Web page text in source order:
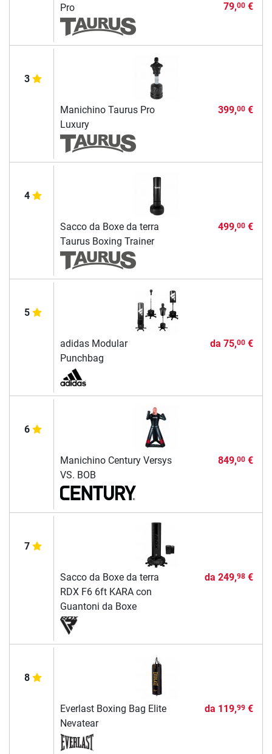
Pro
79,00€
3
Manichino Taurus Pro
Luxury
399,00€
4
Sacco da Boxe da terra
Taurus Boxing Trainer
499,00€
5
adidas Modular
Punchbag
da 75,00€
6
Manichino Century Versys
VS. BOB
849,00€
7
Sacco da Boxe da terra
RDX F6 6ft KARA con
Guantoni da Boxe
da 249,98€
8
Everlast Boxing Bag Elite
Nevatear
da 119,99€